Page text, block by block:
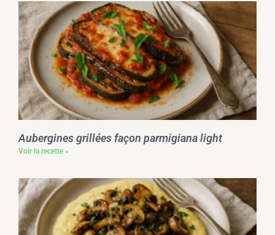
Aubergines grillées façon parmigiana light
Voir la recette »